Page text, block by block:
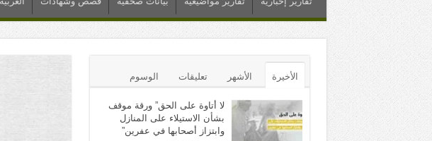
الأخيرة الأشهر تعليقات الوسوم
لا أتاوة على الحق” ورقة موقف
بشأن الاستيلاء على المنازل
وابتزاز أصحابها في عفرين”